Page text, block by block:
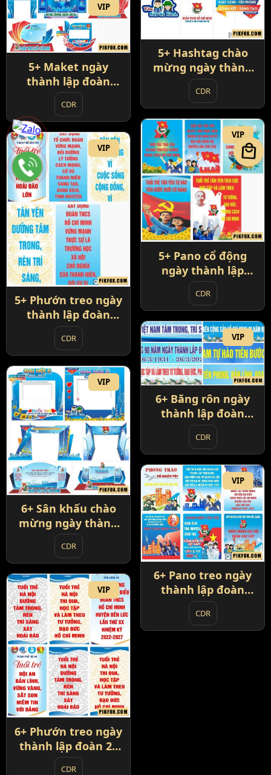
5+ Hashtag chào
mừng ngày thành
lập đoàn
CDR
VIP
5+ Maket ngày
thành lập đoàn
thanh niên cộng
sản Việt Nam
CDR
VIP
5+ Pano cổ động
ngày thành lập
Đoàn Thanh Niên
Cộng Sản HCM
CDR
VIP
5+ Phướn treo ngày
thành lập đoàn
TNCS HCM
CDR VIP
6+ Băng rôn ngày
thành lập đoàn
thanh niên cộng
sản HCM
CDR
VIP
6+ Sân khấu chào
mừng ngày thành
lập đoàn
CDR
VIP
6+ Pano treo ngày
thành lập đoàn
TNCS Hồ Chí Minh
26-3
CDR
VIP
6+ Phướn treo ngày
thành lập đoàn 26
tháng 3
CDR
local_mall